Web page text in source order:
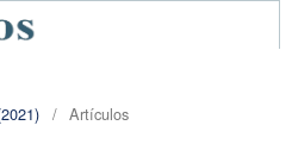
/ Artículos